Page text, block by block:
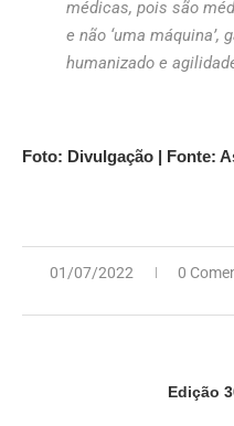
médicas, pois são
e não ‘uma
humanizado e
Foto: Divulgação | Fonte:
01/07/2022 0
Edição